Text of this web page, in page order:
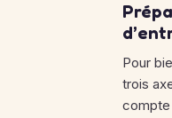
Pour
trois
compte